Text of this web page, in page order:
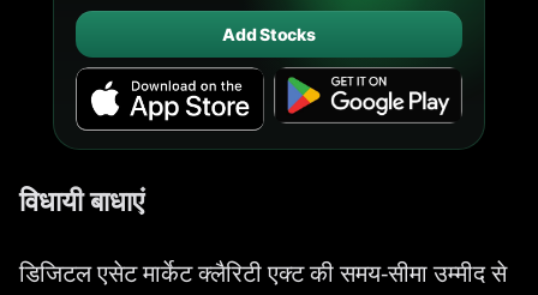
Add Stocks
विधायी बाधाएं
डिजिटल एसेट मार्केट क्लैरिटी एक्ट की समय-सीमा उम्मीद से